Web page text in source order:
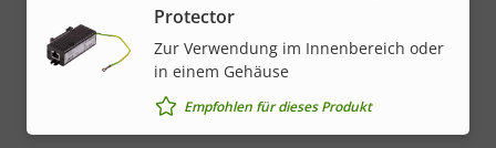
Protector
Zur Verwendung im Innenbereich oder
in einem Gehäuse
Empfohlen für dieses Produkt